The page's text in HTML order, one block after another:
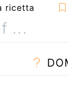
ricetta